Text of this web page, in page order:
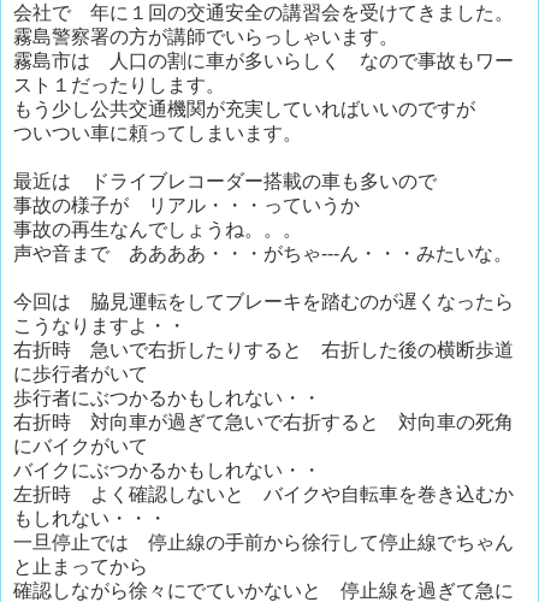
会社で 年に１回の交通安全の講習会を受けてきました。
霧島警察署の方が講師でいらっしゃいます。
霧島市は 人口の割に車が多いらしく なので事故もワー
スト１だったりします。
もう少し公共交通機関が充実していればいいのですが
ついつい車に頼ってしまいます。
最近は ドライブレコーダー搭載の車も多いので
事故の様子が リアル・・・っていうか
事故の再生なんでしょうね。。。
声や音まで ああああ・・・がちゃ---ん・・・みたいな。
今回は 脇見運転をしてブレーキを踏むのが遅くなったら
こうなりますよ・・
右折時 急いで右折したりすると 右折した後の横断歩道
に歩行者がいて
歩行者にぶつかるかもしれない・・
右折時 対向車が過ぎて急いで右折すると 対向車の死角
にバイクがいて
バイクにぶつかるかもしれない・・
左折時 よく確認しないと バイクや自転車を巻き込むか
もしれない・・・
一旦停止では 停止線の手前から徐行して停止線でちゃん
と止まってから
確認しながら徐々にでていかないと 停止線を過ぎて急に